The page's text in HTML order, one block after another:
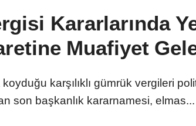
Kararlarında
Muafiyet
karşılıklı gümrük vergileri
son başkanlık kararnamesi, elmas...